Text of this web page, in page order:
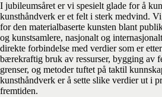
I jubileumsåret er vi spesielt glade for å
kunsthåndverk er et felt i sterk medvind.
for den materialbaserte kunsten blant
og kunstsamlere, nasjonalt og
direkte forbindelse med verdier som er
bærekraftig bruk av ressurser, bygging av
grenser, og metoder tuftet på taktil
kunsthåndverk er å sette slike verdier ut i
fremtiden.